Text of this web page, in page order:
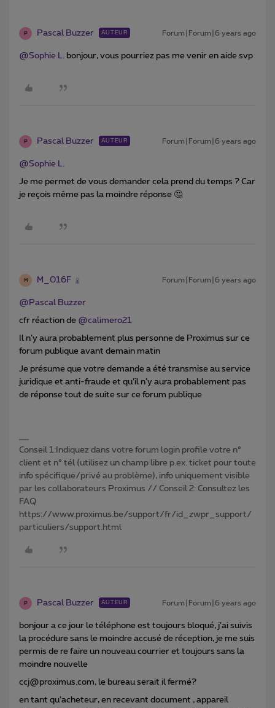
P Pascal Buzzer AUTEUR Forum|Forum|6 years ago
@Sophie L. bonjour, vous pourriez pas me venir en aide svp
P Pascal Buzzer AUTEUR Forum|Forum|6 years ago
@Sophie L.
Je me permet de vous demander cela prend du temps ? Car
je reçois même pas la moindre réponse 🤔
M M_016F Forum|Forum|6 years ago
@Pascal Buzzer
cfr réaction de @calimero21
Il n’y aura probablement plus personne de Proximus sur ce
forum publique avant demain matin
Je présume que votre demande a été transmise au service
juridique et anti-fraude et qu’il n’y aura probablement pas
de réponse tout de suite sur ce forum publique
Conseil 1:Indiquez dans votre forum login profile votre n°
client et n° tél (utilisez un champ libre p.ex. ticket pour toute
info spécifique/privé au problème), info uniquement visible
par les collaborateurs Proximus // Conseil 2: Consultez les
FAQ
https://www.proximus.be/support/fr/id_zwpr_support/
particuliers/support.html
P Pascal Buzzer AUTEUR Forum|Forum|6 years ago
bonjour a ce jour le téléphone est toujours bloqué, j’ai suivis
la procédure sans le moindre accusé de réception, je me suis
permis de re faire un nouveau courrier et toujours sans la
moindre nouvelle
ccj@proximus.com, le bureau serait il fermé?
en tant qu’acheteur, en recevant document , appareil